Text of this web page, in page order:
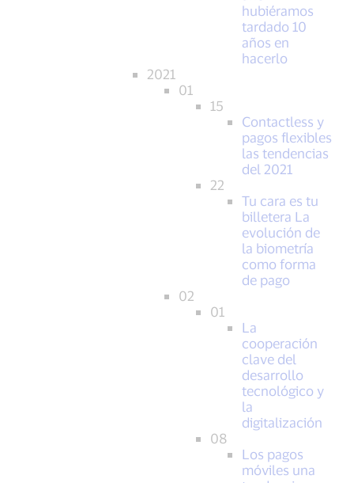
hubiéramos
tardado 10
años en
hacerlo
2021
01
15
Contactless y
pagos flexibles
las tendencias
del 2021
22
Tu cara es tu
billetera La
evolución de
la biometría
como forma
de pago
02
01
La
cooperación
clave del
desarrollo
tecnológico y
la
digitalización
08
Los pagos
móviles una